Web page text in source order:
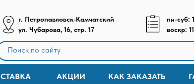
пн-суб:
воскр:
г. Петропавловск-Камчатский
ул. Чубарова, 16, стр. 17
Поиск по сайту
АКЦИИ КАК ЗАКАЗАТЬ